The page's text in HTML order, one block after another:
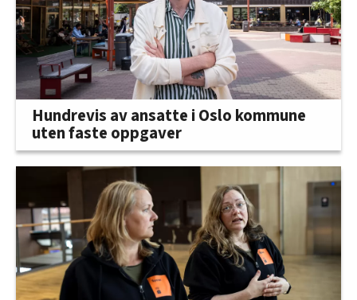
Hundrevis av ansatte i Oslo kommune
uten faste oppgaver